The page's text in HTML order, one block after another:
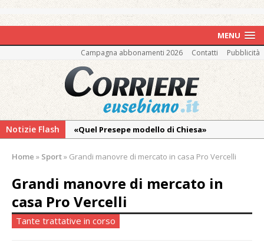
MENU
Campagna abbonamenti 2026 Contatti Pubblicità
Notizie Flash
«Quel Presepe modello di Chiesa»
Ringraziamento: convegno, messa e
mercatino agricolo
Quel giardino davanti all’ospedale curato da
otto soggetti autistici in cura all’Asl di
Vercelli
Home » Sport» Grandi manovre di mercato in casa Pro Vercelli
Grandi manovre di mercato in
casa Pro Vercelli
Tante trattative in corso